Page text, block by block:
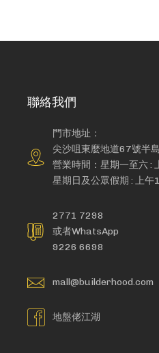
聯絡我們
門市地址：
尖沙咀東麼地道67號半
營業時間：星期一至六 :
星期日及公眾假期 : 上
2771 7298
或者WhatsApp
9226 6698
mall@builderhood.com
地盤佬江湖